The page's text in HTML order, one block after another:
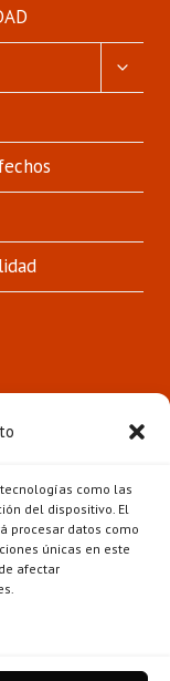
como las
del dispositivo. El
procesar datos como
únicas en este
afectar
HIJO